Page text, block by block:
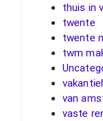
thuis in
twente
twente
twm
van
vaste